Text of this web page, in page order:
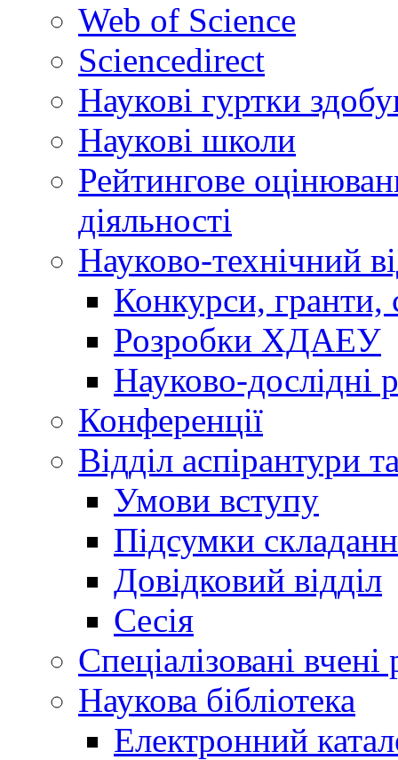
Web of Science
Sciencedirect
Наукові гуртки
Наукові школи
Рейтингове
діяльності
Науково-технічний
Конкурси, гранти,
Розробки ХДАЕУ
Науково-дослідні
Конференції
Відділ аспірантури
Умови вступу
Підсумки
Довідковий відділ
Сесія
Спеціалізовані вчені
Наукова бібліотека
Електронний